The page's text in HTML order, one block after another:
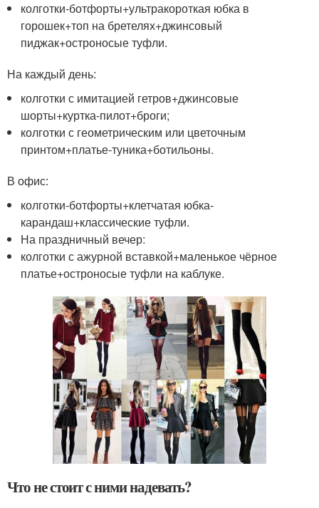
колготки-ботфорты+ультракороткая юбка в
горошек+топ на бретелях+джинсовый
пиджак+остроносые туфли.
На каждый день:
колготки с имитацией гетров+джинсовые
шорты+куртка-пилот+броги;
колготки с геометрическим или цветочным
принтом+платье-туника+ботильоны.
В офис:
колготки-ботфорты+клетчатая юбка-
карандаш+классические туфли.
На праздничный вечер:
колготки с ажурной вставкой+маленькое чёрное
платье+остроносые туфли на каблуке.
Что не стоит с ними надевать?